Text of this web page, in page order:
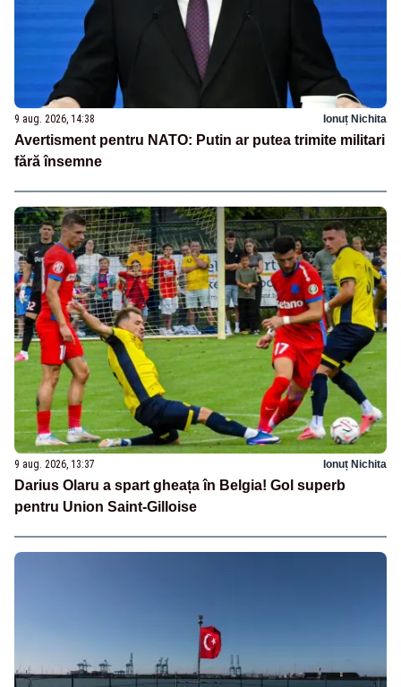
9 aug. 2026, 14:38 Ionuț Nichita
Avertisment pentru NATO: Putin ar putea trimite militari
fără însemne
9 aug. 2026, 13:37 Ionuț Nichita
Darius Olaru a spart gheața în Belgia! Gol superb
pentru Union Saint-Gilloise